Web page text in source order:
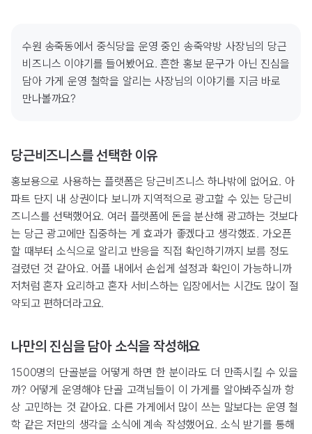
수원 송죽동에서 중식당을 운영 중인 송죽약방 사장님의 당근
비즈니스 이야기를 들어봤어요. 흔한 홍보 문구가 아닌 진심을
담아 가게 운영 철학을 알리는 사장님의 이야기를 지금 바로
만나볼까요?
당근비즈니스를 선택한 이유
홍보용으로 사용하는 플랫폼은 당근비즈니스 하나밖에 없어요. 아
파트 단지 내 상권이다 보니까 지역적으로 광고할 수 있는 당근비
즈니스를 선택했어요. 여러 플랫폼에 돈을 분산해 광고하는 것보다
는 당근 광고에만 집중하는 게 효과가 좋겠다고 생각했죠. 가오픈
할 때부터 소식으로 알리고 반응을 직접 확인하기까지 보름 정도
걸렸던 것 같아요. 어플 내에서 손쉽게 설정과 확인이 가능하니까
저처럼 혼자 요리하고 혼자 서비스하는 입장에서는 시간도 많이 절
약되고 편하더라고요.
나만의 진심을 담아 소식을 작성해요
1500명의 단골분을 어떻게 하면 한 분이라도 더 만족시킬 수 있을
까? 어떻게 운영해야 단골 고객님들이 이 가게를 알아봐주실까 항
상 고민하는 것 같아요. 다른 가게에서 많이 쓰는 말보다는 운영 철
학 같은 저만의 생각을 소식에 계속 작성했어요. 소식 받기를 통해